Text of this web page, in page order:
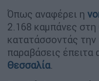
Όπως αναφέρει η
2.168 καμπάνες
κατατάσσοντάς την
παραβάσεις έπειτα
Θεσσαλία.